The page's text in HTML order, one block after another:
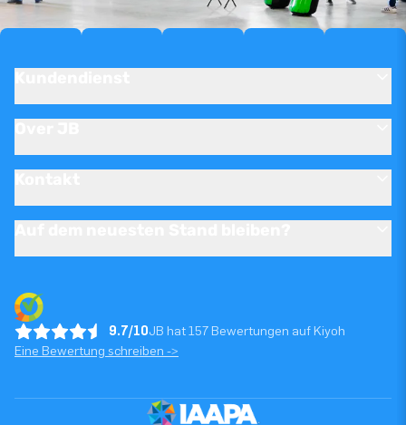
9.7/10JB hat 157 Bewertungen auf Kiyoh
Eine Bewertung schreiben ->